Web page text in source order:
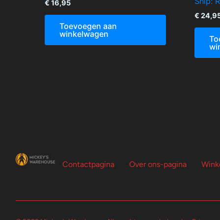
€ 16,95
Toevoegen aan
winkelwagen
€
Contactpagina Over ons-pagina